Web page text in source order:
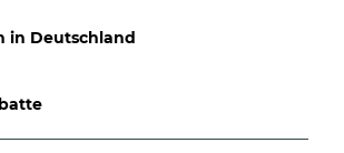
in Deutschland